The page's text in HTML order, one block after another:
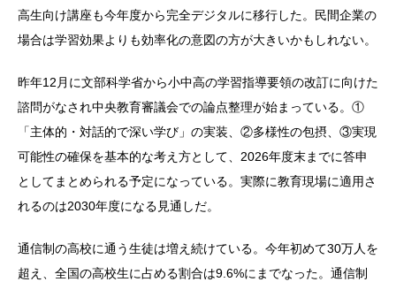
高生向け講座も今年度から完全デジタルに移行した。民間企業の
場合は学習効果よりも効率化の意図の方が大きいかもしれない。
昨年12月に文部科学省から小中高の学習指導要領の改訂に向けた
諮問がなされ中央教育審議会での論点整理が始まっている。①
「主体的・対話的で深い学び」の実装、②多様性の包摂、③実現
可能性の確保を基本的な考え方として、2026年度末までに答申
としてまとめられる予定になっている。実際に教育現場に適用さ
れるのは2030年度になる見通しだ。
通信制の高校に通う生徒は増え続けている。今年初めて30万人を
超え、全国の高校生に占める割合は9.6%にまでなった。通信制